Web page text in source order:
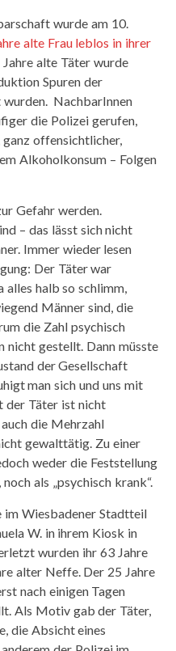
wurde am 10.
alte Frau leblos in ihrer
Jahre alte Täter wurde
Spuren der
NachbarInnen
die Polizei gerufen,
offensichtlicher,
Alkoholkonsum – Folgen
Gefahr werden.
– das lässt sich nicht
Immer wieder lesen
Der Täter war
alles halb so schlimm,
Männer sind, die
die Zahl psychisch
nicht gestellt. Dann müsste
der Gesellschaft
man sich und uns mit
der Täter ist nicht
die Mehrzahl
gewalttätig. Zu einer
weder die Feststellung
als „psychisch krank“.
im Wiesbadener Stadtteil
W. in ihrem Kiosk in
wurden ihr 63 Jahre
alter Neffe. Der 25 Jahre
nach einigen Tagen
Als Motiv gab der Täter,
die Absicht eines